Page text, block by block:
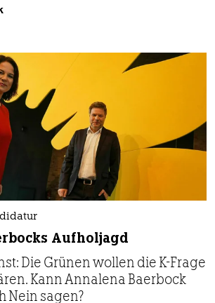
Aufholjagd
Die Grünen wollen die K-Frage
Kann Annalena Baerbock
Nein sagen?